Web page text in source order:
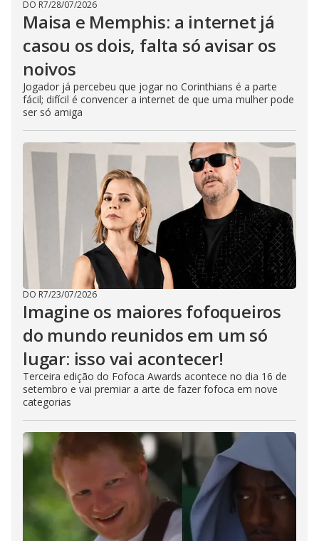
DO R7/28/07/2026
Maisa e Memphis: a internet já
casou os dois, falta só avisar os
noivos
Jogador já percebeu que jogar no Corinthians é a parte
fácil; difícil é convencer a internet de que uma mulher pode
ser só amiga
DO R7/23/07/2026
Imagine os maiores fofoqueiros
do mundo reunidos em um só
lugar: isso vai acontecer!
Terceira edição do Fofoca Awards acontece no dia 16 de
setembro e vai premiar a arte de fazer fofoca em nove
categorias